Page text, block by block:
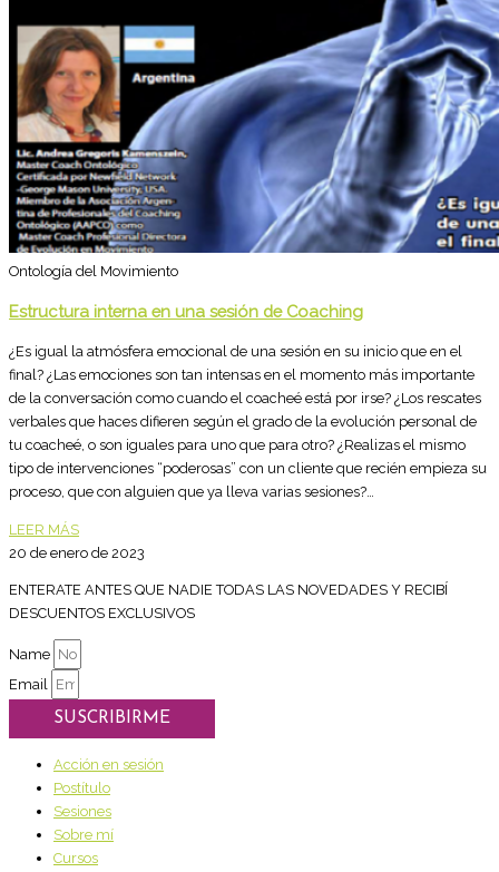
Ontología del Movimiento
Estructura interna en una sesión de Coaching
¿Es igual la atmósfera emocional de una sesión en su inicio que en el
final? ¿Las emociones son tan intensas en el momento más importante
de la conversación como cuando el coacheé está por irse? ¿Los rescates
verbales que haces difieren según el grado de la evolución personal de
tu coacheé, o son iguales para uno que para otro? ¿Realizas el mismo
tipo de intervenciones “poderosas” con un cliente que recién empieza su
proceso, que con alguien que ya lleva varias sesiones?…
LEER MÁS
20 de enero de 2023
ENTERATE ANTES QUE NADIE TODAS LAS NOVEDADES Y RECIBÍ
DESCUENTOS EXCLUSIVOS
Name
Email
SUSCRIBIRME
Acción en sesión
Postítulo
Sesiones
Sobre mí
Cursos